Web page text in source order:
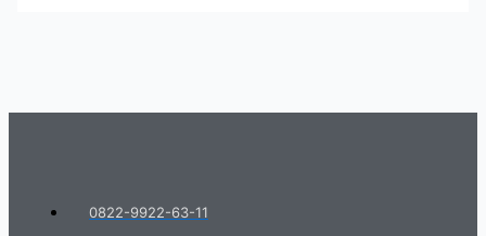
0822-9922-63-11